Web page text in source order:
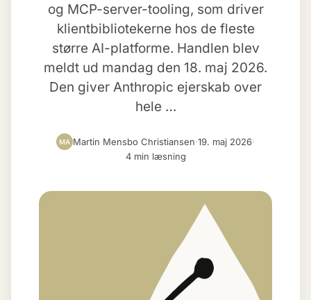
og MCP-server-tooling, som driver
klientbibliotekerne hos de fleste
større AI-platforme. Handlen blev
meldt ud mandag den 18. maj 2026.
Den giver Anthropic ejerskab over
hele …
MA Martin Mensbo Christiansen·19. maj 2026·
4 min læsning